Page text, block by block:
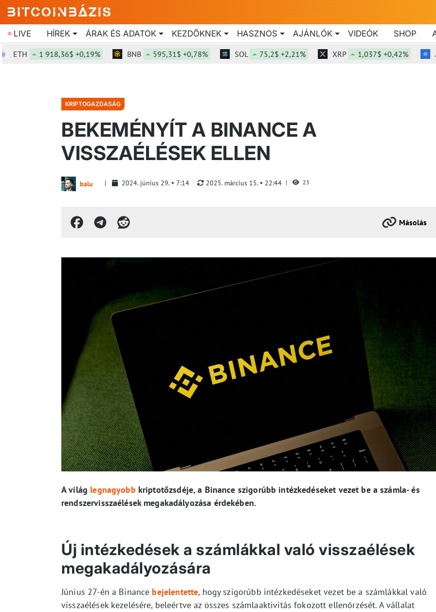
LIVE HÍREK ÁRAK ÉS ADATOK KEZDŐKNEK HASZNOS AJÁNLÓK VIDEÓK SHOP
1 918,36$ +0,19% BNB 595,31$ +0,78% SOL 75,2$ +2,21% XRP 1,037$ +0,42% ADA
KRIPTOGAZDASÁG
BEKEMÉNYÍT A BINANCE A
VISSZAÉLÉSEK ELLEN
balu 2024. június 29. 7:14 2025. március 15. 22:44 23
Másolás
A világ legnagyobb kriptotőzsdéje, a Binance szigorúbb intézkedéseket vezet be a számla- és
rendszervisszaélések megakadályozása érdekében.
Új intézkedések a számlákkal való visszaélések
megakadályozására
Június 27-én a Binance bejelentette, hogy szigorúbb intézkedéseket vezet be a számlákkal való
visszaélések kezelésére, beleértve az összes számlaaktivitás fokozott ellenőrzését. A vállalat